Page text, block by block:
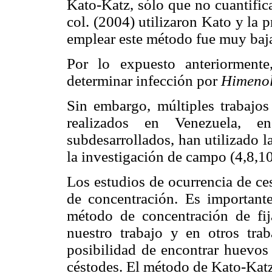
Kato-Katz, sólo que no
col. (2004) utilizaron Kato y la
emplear este método fue muy
Por lo expuesto
determinar infección por
Sin embargo, múltiples
realizados en Venezuela,
subdesarrollados, han utilizado
la investigación de campo
Los estudios de ocurrencia de
de concentración. Es
método de concentración de
nuestro trabajo y en otros
posibilidad de encontrar
céstodes. El método de Kato-